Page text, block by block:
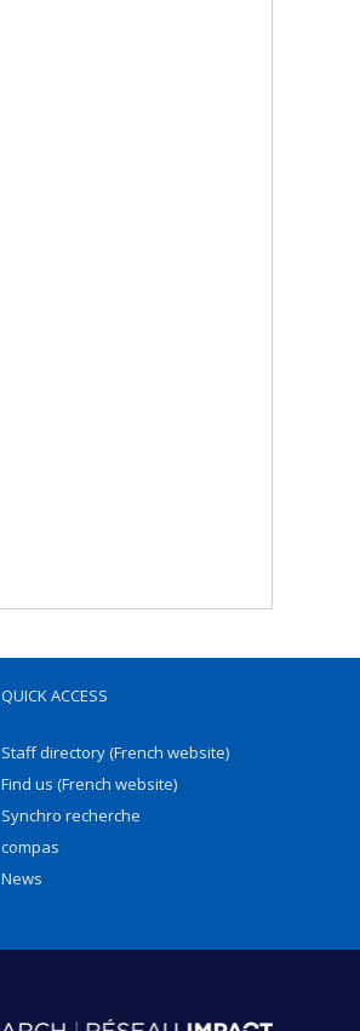
QUICK ACCESS
Staff directory (French website)
Find us (French website)
Synchro recherche
compas
News